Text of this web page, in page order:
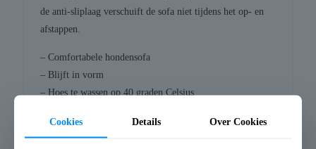
de anti-sliplaag verschuift de sofa niet tijdens het op- en
afstappen.
– Comfortabele hondensofa
– Blijft in vorm
– Hoes te wassen op 40 graden Celsius
Afmeting: 80X65 cm
Cookies Details Over Cookies